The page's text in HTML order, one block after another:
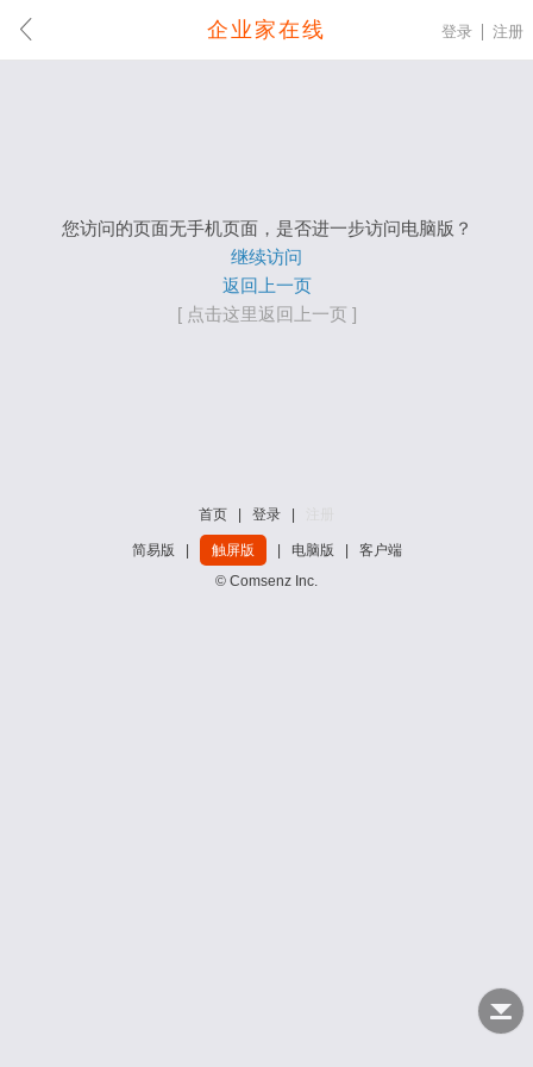
企业家在线 登录 注册
您访问的页面无手机页面，是否进一步访问电脑版？
继续访问
返回上一页
[ 点击这里返回上一页 ]
首页 登录
简易版 触屏版 电脑版
客户端
© Comsenz Inc.